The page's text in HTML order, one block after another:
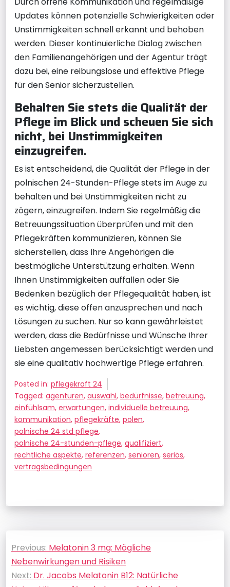
Updates können potenzielle Schwierigkeiten oder
Unstimmigkeiten schnell erkannt und behoben
werden. Dieser kontinuierliche Dialog zwischen
den Familienangehörigen und der Agentur trägt
dazu bei, eine reibungslose und effektive Pflege
für den Senior sicherzustellen.
Behalten Sie stets die Qualität der
Pflege im Blick und scheuen Sie sich
nicht, bei Unstimmigkeiten
einzugreifen.
Es ist entscheidend, die Qualität der Pflege in der
polnischen 24-Stunden-Pflege stets im Auge zu
behalten und bei Unstimmigkeiten nicht zu
zögern, einzugreifen. Indem Sie regelmäßig die
Betreuungssituation überprüfen und mit den
Pflegekräften kommunizieren, können Sie
sicherstellen, dass Ihre Angehörigen die
bestmögliche Unterstützung erhalten. Wenn
Ihnen Unstimmigkeiten auffallen oder Sie
Bedenken bezüglich der Pflegequalität haben, ist
es wichtig, diese offen anzusprechen und nach
Lösungen zu suchen. Nur so kann gewährleistet
werden, dass die Bedürfnisse und Wünsche Ihrer
Liebsten angemessen berücksichtigt werden und
sie eine qualitativ hochwertige Pflege erfahren.
Posted in: pflegekraft 24
Tagged: agenturen, auswahl, bedürfnisse, betreuung,
einfühlsam, erwartungen, individuelle betreuung,
kommunikation, pflegekräfte, polen,
polnische 24 std pflege,
polnische 24-stunden-pflege, qualifiziert,
rechtliche aspekte, referenzen, senioren, seriös,
vertragsbedingungen
Beitragsnavigation
Previous: Melatonin 3 mg: Mögliche
Nebenwirkungen und Risiken
Next: Dr. Jacobs Melatonin B12: Natürliche